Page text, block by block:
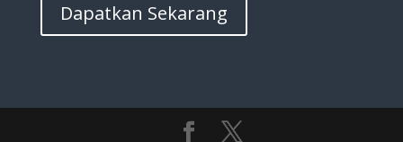
Dapatkan Sekarang